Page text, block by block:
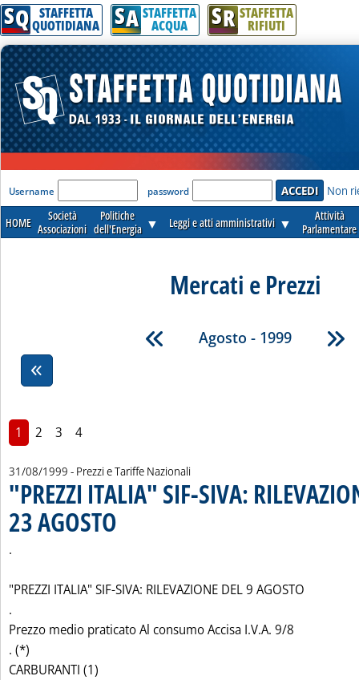
SQ STAFFETTA
QUOTIDIANA SA STAFFETTA
ACQUA SR STAFFETTA
RIFIUTI
'Modulo Login per accedere'
Username password Non
HOME
Società
Associazioni
Politiche
dell'Energia ▼ Leggi e atti amministrativi ▼
Attività
Parlamentare
Mercati e Prezzi
Agosto - 1999
1 2 3 4
31/08/1999 - Prezzi e Tariffe Nazionali
"PREZZI ITALIA" SIF-SIVA:
23 AGOSTO
.
"PREZZI ITALIA" SIF-SIVA: RILEVAZIONE DEL 9 AGOSTO
.
Prezzo medio praticato Al consumo Accisa I.V.A. 9/8
. (*)
CARBURANTI (1)